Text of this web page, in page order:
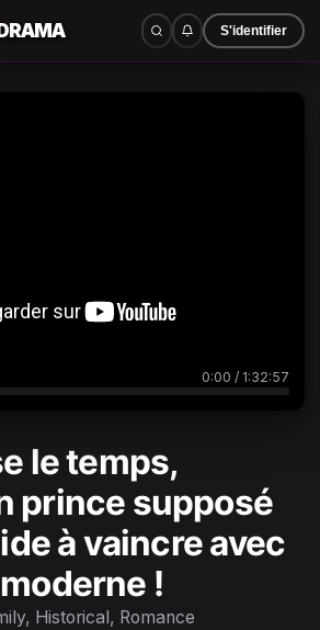
S'identifier
1:32:57
0:00 / 1:32:57
le temps,
prince supposé
à vaincre avec
!
Historical, Romance